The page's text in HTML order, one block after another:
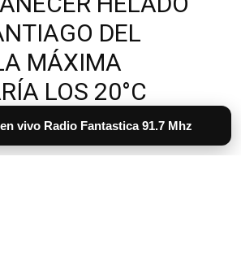
vivo Radio Fantastica 91.7 Mhz